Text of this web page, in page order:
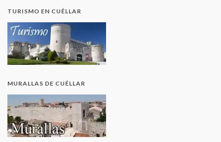
TURISMO EN CUÉLLAR
MURALLAS DE CUÉLLAR